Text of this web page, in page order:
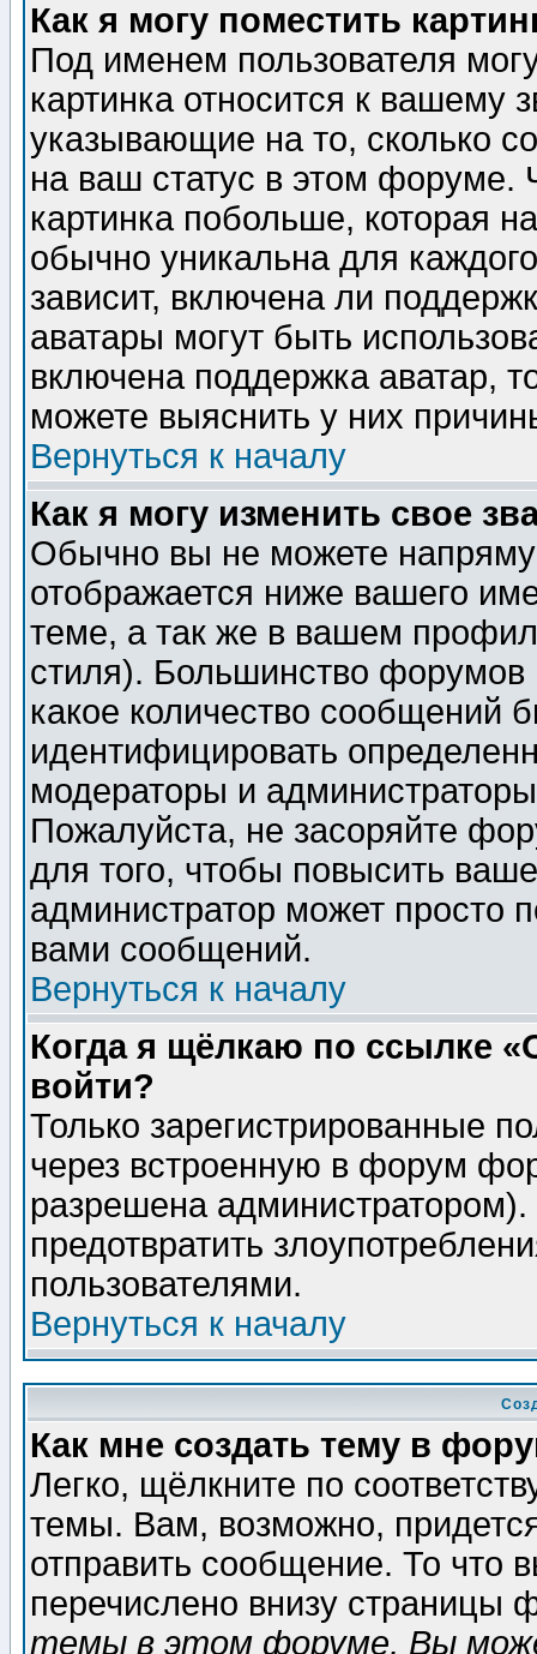
Как я могу поместить
Под именем пользователя
картинка относится к вашему
указывающие на то, сколько
на ваш статус в этом форуме.
картинка побольше, которая
обычно уникальна для
зависит, включена ли
аватары могут быть
включена поддержка аватар,
можете выяснить у них
Вернуться к началу
Как я могу изменить свое
Обычно вы не можете
отображается ниже вашего
теме, а так же в вашем
стиля). Большинство форумов
какое количество сообщений
идентифицировать
модераторы и
Пожалуйста, не засоряйте
для того, чтобы повысить
администратор может просто
вами сообщений.
Вернуться к началу
Когда я щёлкаю по ссылке
войти?
Только зарегистрированные
через встроенную в форум
разрешена
предотвратить
пользователями.
Вернуться к началу
Как мне создать тему в
Легко, щёлкните по
темы. Вам, возможно,
отправить сообщение. То что
перечислено внизу страницы
темы в этом форуме, Вы